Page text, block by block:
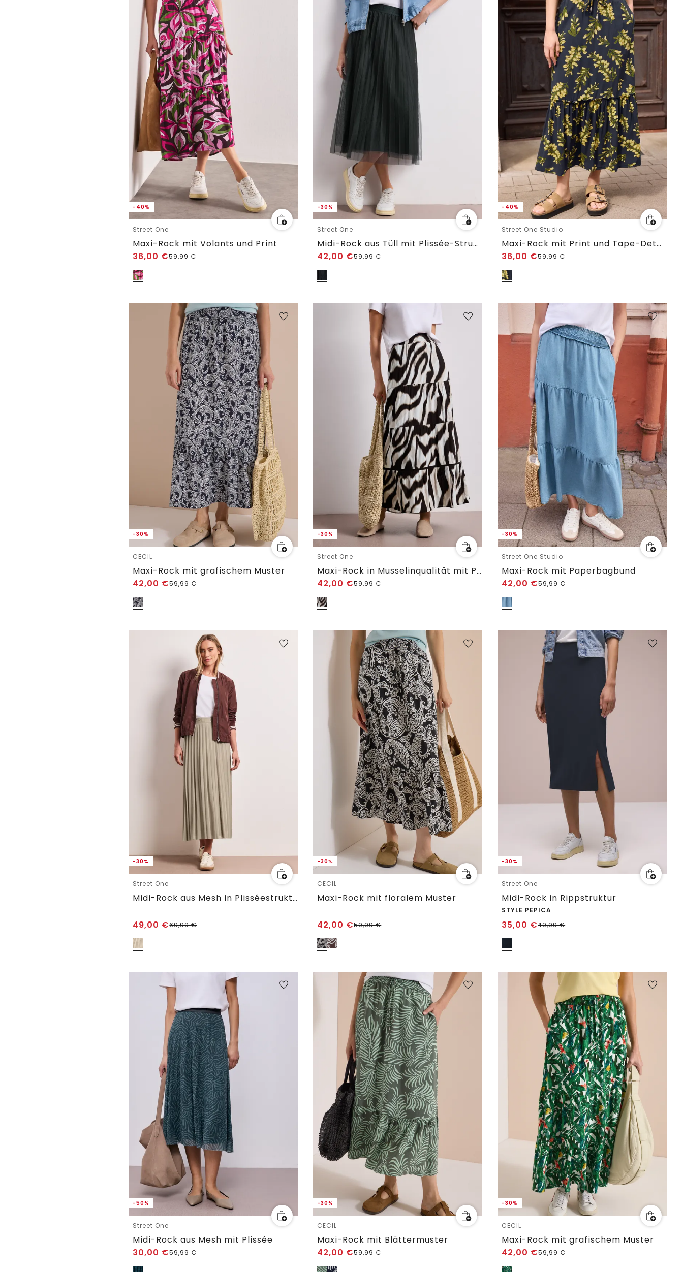
-40%
Street One
Maxi-Rock mit Volants und Print
36,00 €59,99€
-30%
Street One
Midi-Rock aus Tüll mit Plissée-Struktur
42,00 €59,99€
-40%
Street One Studio
Maxi-Rock mit Print und Tape-Detail
36,00 €59,99€
-30%
CECIL
Maxi-Rock mit grafischem Muster
42,00 €59,99€
-30%
Street One
Maxi-Rock in Musselinqualität mit Print
42,00 €59,99€
-30%
Street One Studio
Maxi-Rock mit Paperbagbund
42,00 €59,99€
-30%
Street One
Midi-Rock aus Mesh in Plisséestruktur
49,00 €69,99€
-30%
CECIL
Maxi-Rock mit floralem Muster
42,00 €59,99€
-30%
Street One
Midi-Rock in Rippstruktur
STYLE PEPICA
35,00 €49,99€
-50%
Street One
Midi-Rock aus Mesh mit Plissée
30,00 €59,99€
-30%
CECIL
Maxi-Rock mit Blättermuster
42,00 €59,99€
-30%
CECIL
Maxi-Rock mit grafischem Muster
42,00 €59,99€